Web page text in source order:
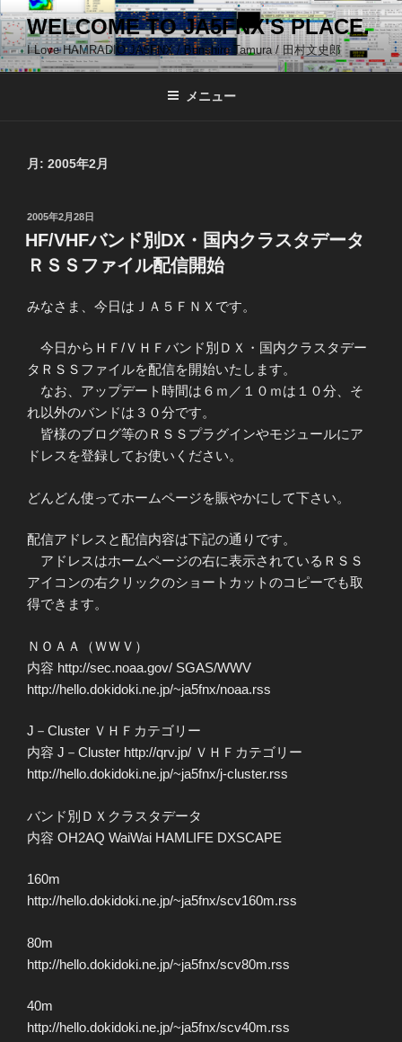
コ
ン
テ
ン
WELCOME TO JA5FNX'S PLACE.
I Love HAMRADIO JA5FNX / Bunshiro Tamura / 田村文史郎
メニュー
月: 2005年2月
投
稿
日:
2005年2月28日
HF/VHFバンド別DX・国内クラスタデータ
ＲＳＳファイル配信開始
みなさま、今日はＪＡ５ＦＮＸです。
今日からＨＦ/ＶＨＦバンド別ＤＸ・国内クラスタデー
タＲＳＳファイルを配信を開始いたします。
なお、アップデート時間は６ｍ／１０ｍは１０分、そ
れ以外のバンドは３０分です。
皆様のブログ等のＲＳＳプラグインやモジュールにア
ドレスを登録してお使いください。
どんどん使ってホームページを賑やかにして下さい。
配信アドレスと配信内容は下記の通りです。
アドレスはホームページの右に表示されているＲＳＳ
アイコンの右クリックのショートカットのコピーでも取
得できます。
ＮＯＡＡ（ＷＷＶ）
内容 http://sec.noaa.gov/ SGAS/WWV
http://hello.dokidoki.ne.jp/~ja5fnx/noaa.rss
J－Cluster ＶＨＦカテゴリー
内容 J－Cluster http://qrv.jp/ ＶＨＦカテゴリー
http://hello.dokidoki.ne.jp/~ja5fnx/j-cluster.rss
バンド別ＤＸクラスタデータ
内容 OH2AQ WaiWai HAMLIFE DXSCAPE
160m
http://hello.dokidoki.ne.jp/~ja5fnx/scv160m.rss
80m
http://hello.dokidoki.ne.jp/~ja5fnx/scv80m.rss
40m
http://hello.dokidoki.ne.jp/~ja5fnx/scv40m.rss